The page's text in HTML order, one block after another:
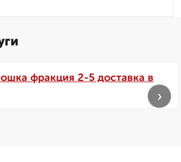
фракция 2-5 доставка в
›